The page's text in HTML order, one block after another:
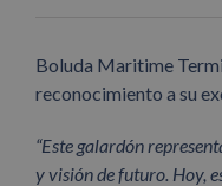
Boluda Maritime
reconocimiento a su
“Este galardón
y visión de futuro. Hoy,